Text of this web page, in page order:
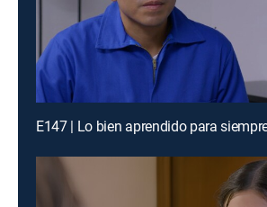
E147 | Lo bien aprendido para